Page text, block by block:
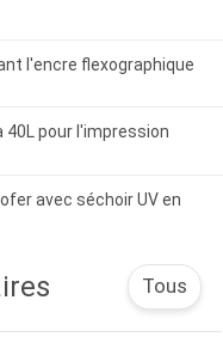
l'encre flexographique
40L pour l'impression
avec séchoir UV en
Tous